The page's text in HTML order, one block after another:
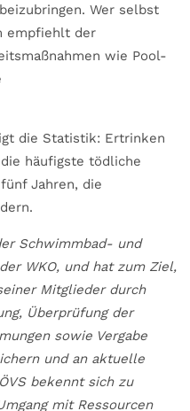
Wer selbst
empfiehlt der
wie Pool-
die Statistik: Ertrinken
häufigste tödliche
Jahren, die
Schwimmbad- und
WKO, und hat zum Ziel,
Mitglieder durch
Überprüfung der
sowie Vergabe
und an aktuelle
bekennt sich zu
mit Ressourcen